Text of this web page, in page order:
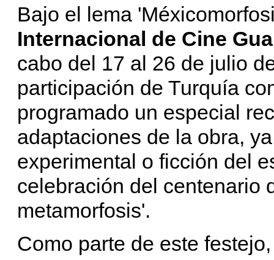
Bajo el lema
Internacional de Cine
cabo del 17 al 26 de julio
participación de Turquía
programado un especial
adaptaciones de la obra,
experimental o ficción del
celebración del centenario
metamorfosis'.
Como parte de este